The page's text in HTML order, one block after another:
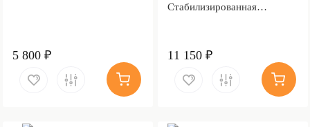
5 800 ₽
Стабилизированная
Stonewash)
11 150 ₽